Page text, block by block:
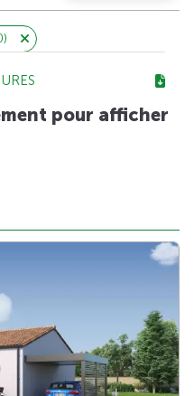
pour afficher